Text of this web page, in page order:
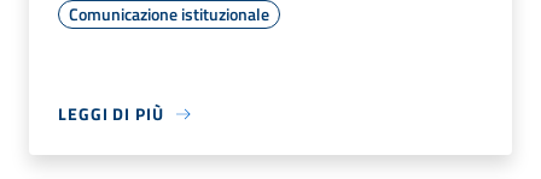
Comunicazione istituzionale
LEGGI DI PIÙ